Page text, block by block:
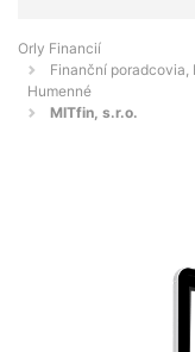
Orly Financií
Finanční
Humenné
MITfin, s.r.o.